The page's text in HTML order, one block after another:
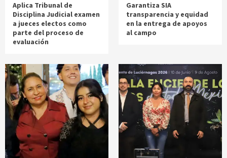
Aplica Tribunal de
Disciplina Judicial examen
a jueces electos como
parte del proceso de
evaluación
Garantiza SIA
transparencia y equidad
en la entrega de apoyos
al campo